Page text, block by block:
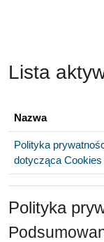
Lista
Nazwa
Polityka
dotycząca Cookies
Polityka